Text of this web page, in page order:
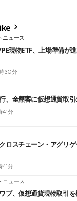
ニュース
現物ETF、上場準備が
30分
、全顧客に仮想通貨取
41分
ロスチェーン・アグリ
41分
ニュース
ブ、仮想通貨現物取引